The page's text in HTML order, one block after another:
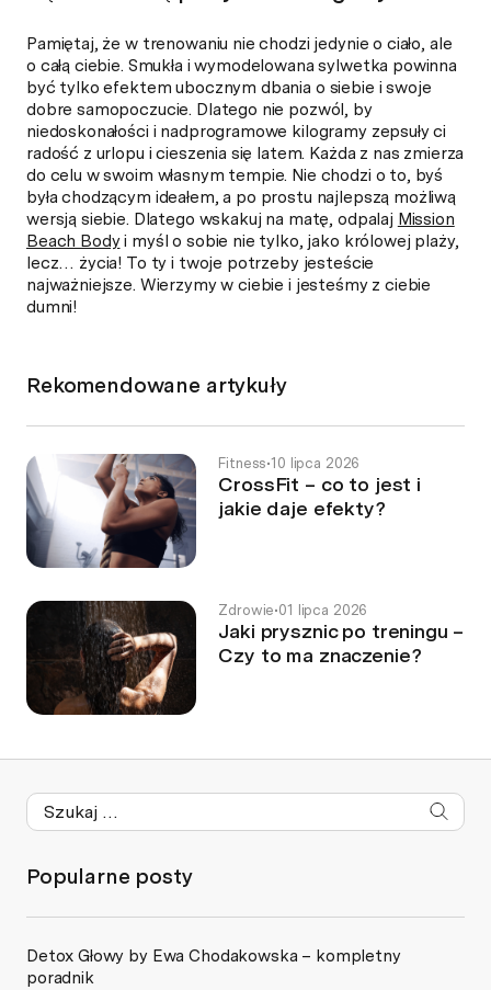
Pamiętaj, że w trenowaniu nie chodzi jedynie o ciało, ale
o całą ciebie. Smukła i wymodelowana sylwetka powinna
być tylko efektem ubocznym dbania o siebie i swoje
dobre samopoczucie. Dlatego nie pozwól, by
niedoskonałości i nadprogramowe kilogramy zepsuły ci
radość z urlopu i cieszenia się latem. Każda z nas zmierza
do celu w swoim własnym tempie. Nie chodzi o to, byś
była chodzącym ideałem, a po prostu najlepszą możliwą
wersją siebie. Dlatego wskakuj na matę, odpalaj Mission
Beach Bodyi myśl o sobie nie tylko, jako królowej plaży,
lecz… życia! To ty i twoje potrzeby jesteście
najważniejsze. Wierzymy w ciebie i jesteśmy z ciebie
dumni!
Rekomendowane artykuły
Fitness•10 lipca 2026
CrossFit – co to jest i
jakie daje efekty?
Zdrowie•01 lipca 2026
Jaki prysznic po treningu –
Czy to ma znaczenie?
Popularne posty
Detox Głowy by Ewa Chodakowska – kompletny
poradnik